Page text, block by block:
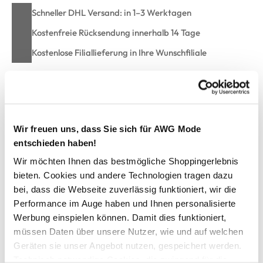
Wir freuen uns, dass Sie sich für AWG Mode
entschieden haben!
Wir möchten Ihnen das bestmögliche Shoppingerlebnis
bieten. Cookies und andere Technologien tragen dazu
bei, dass die Webseite zuverlässig funktioniert, wir die
Performance im Auge haben und Ihnen personalisierte
Werbung einspielen können. Damit dies funktioniert,
müssen Daten über unsere Nutzer, wie und auf welchen
Geräten sie unser Angebot nutzen, gespeichert werden.
Schneller DHL Versand: in 1–3 Werktagen
Kostenfreie Rücksendung innerhalb 14 Tage
Kostenlose Filiallieferung in Ihre Wunschfiliale
Kids Only KOGCOMET WIDE LONG SH Jeansshorts
Lässige Kinder-Jeansshorts von KIDS ONLY
Locker geschnitten für einen bequemen und trendigen Look
Mit Knopf- und Reißverschluss für einfaches An- und
Ausziehen
Gürtelschlaufen für individuelle Styling-Möglichkeiten
Vielseitig kombinierbar – ein Must-have für jede Garderobe